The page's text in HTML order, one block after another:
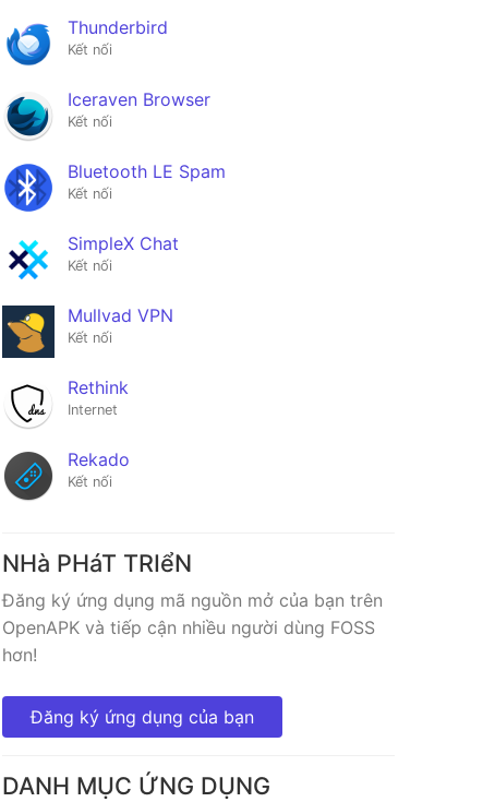
strongSwa
n VPN
Thunderbird
Kết nối
Iceraven Browser
Kết nối
Bluetooth LE Spam
Kết nối
SimpleX Chat
Kết nối
Mullvad VPN
Kết nối
Rethink
Internet
Rekado
Kết nối
NHà PHáT TRIểN
Đăng ký ứng dụng mã nguồn mở của bạn trên
OpenAPK và tiếp cận nhiều người dùng FOSS
hơn!
Đăng ký ứng dụng của bạn
DANH MỤC ỨNG DỤNG